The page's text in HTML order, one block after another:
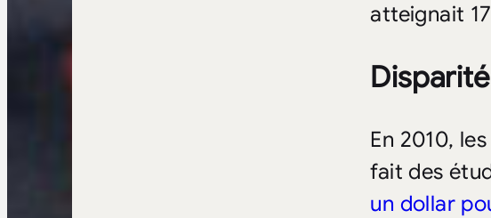
atteignait
En 2010,
fait des
un dollar